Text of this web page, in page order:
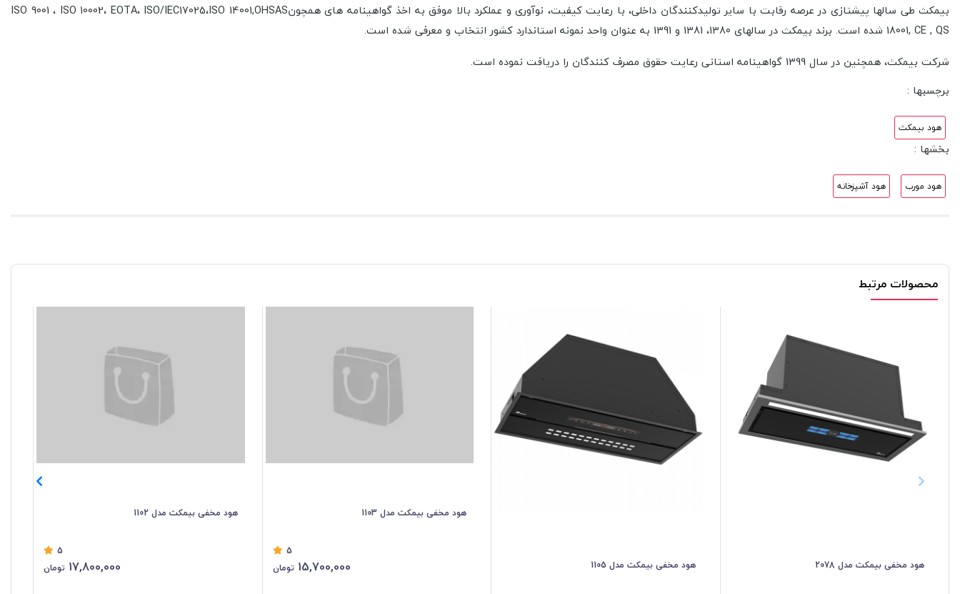
بیمکث طی سال­ها پیشتازی در عرصه رقابت با سایر تولیدکنندگان داخلی، با رعایت کیفیت، نوآوری و عملکرد بالا موفق به اخذ گواهینامه­ های همچونISO 9001 ، ISO 10002، EOTA، ISO/IEC17025،ISO 14001,OHSAS
18001, CE , QS شده است. برند بیمکث در سال­های 1380، 1381 و 1391 به عنوان واحد نمونه استاندارد کشور انتخاب و معرفی شده است.
شرکت بیمکث، همچنین در سال 1399 گواهینامه استانی رعایت حقوق مصرف کنندگان را دریافت نموده است.
برچسبها :
هود بیمکث
بخشها :
هود مورب هود آشپزخانه
محصولات مرتبط
هود مخفی بیمکث مدل 2078 هود مخفی بیمکث مدل 1105
هود مخفی بیمکث مدل 1103
5
15,700,000 تومان
هود مخفی بیمکث مدل 1102
5
17,800,000 تومان